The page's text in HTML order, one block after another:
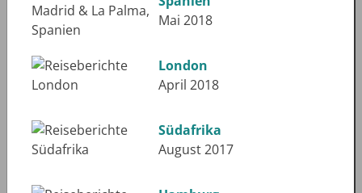
Mai 2018
London
April 2018
Südafrika
August 2017